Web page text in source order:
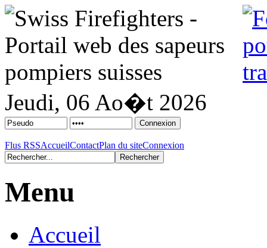
Jeudi, 06 Ao�t 2026
Flus RSSAccueilContactPlan du siteConnexion
Menu
Accueil